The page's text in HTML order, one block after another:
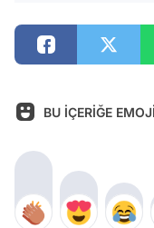
BU İÇERİĞE